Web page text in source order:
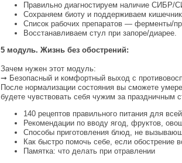
Правильно диагностируем наличие СИБР/
Сохраняем биоту и поддерживаем
Список рабочих препаратов — ферменты/
Восстанавливаем стул при запоре/диарее.
5 модуль. Жизнь без обострений:
Зачем нужен этот модуль:
➞ Безопасный и комфортный выход с
После нормализации состояния вы сможете
будете чувствовать себя чужим за праздничным
140 рецептов правильного питания для
Рекомендации по вводу ягод, фруктов,
Способы приготовления блюд, не
Как быстро помочь себе, если обострение
Памятка: что делать при отравлении